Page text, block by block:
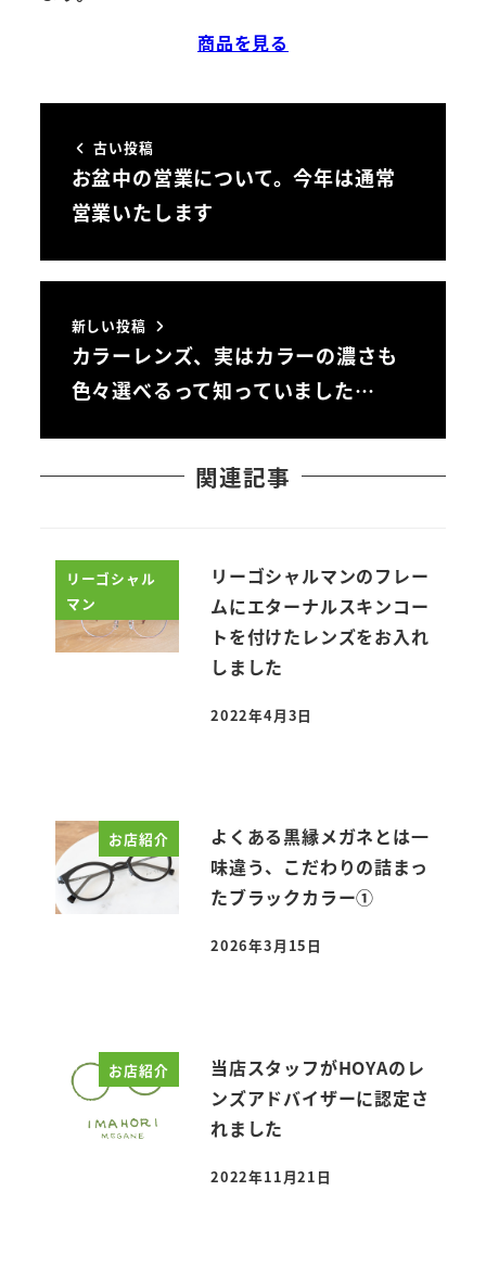
商品を見る
古い投稿
お盆中の営業について。今年は通常
営業いたします
新しい投稿
カラーレンズ、実はカラーの濃さも
色々選べるって知っていました…
関連記事
リーゴシャル
マン
リーゴシャルマンのフレー
ムにエターナルスキンコー
トを付けたレンズをお入れ
しました
投稿日
2022年4月3日
お店紹介
よくある黒縁メガネとは一
味違う、こだわりの詰まっ
たブラックカラー①
投稿日
2026年3月15日
お店紹介
当店スタッフがHOYAのレ
ンズアドバイザーに認定さ
れました
投稿日
2022年11月21日